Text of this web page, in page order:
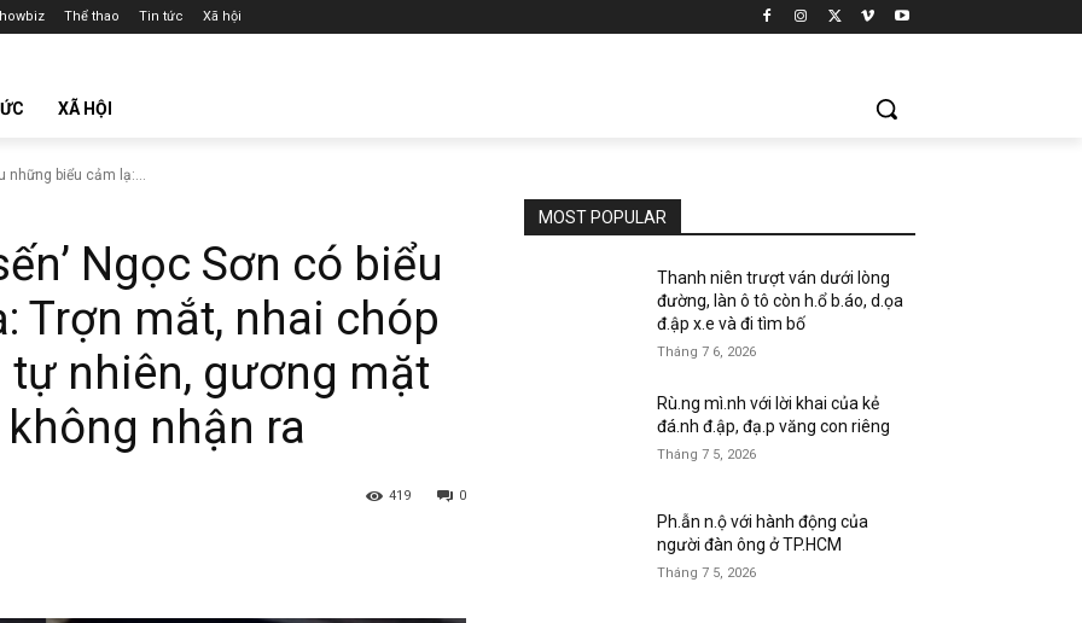
Thể thao Tin tức Xã hội
XÃ HỘI
những biểu cảm lạ:...
Ngọc Sơn có biểu
Trợn mắt, nhai chóp
nhiên, gương mặt
nhận ra
0
419
MOST POPULAR
Thanh niên trượt ván dưới lòng
đường, làn ô tô còn h.ổ b.áo, d.ọa
đ.ập x.e và đi tìm bố
Tháng 7 6, 2026
Rù.ng mì.nh với lời khai của kẻ
đá.nh đ.ập, đạ.p văng con riêng
Tháng 7 5, 2026
Ph.ẫn n.ộ với hành động của
người đàn ông ở TP.HCM
Tháng 7 5, 2026